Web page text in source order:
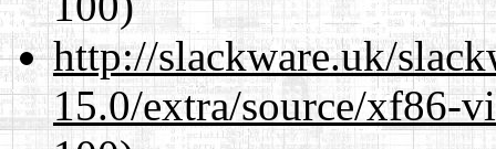
http://slackware.uk/
15.0/extra/source/xf86-